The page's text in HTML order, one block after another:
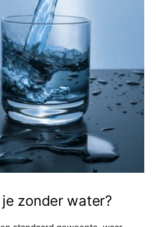
zonder water?